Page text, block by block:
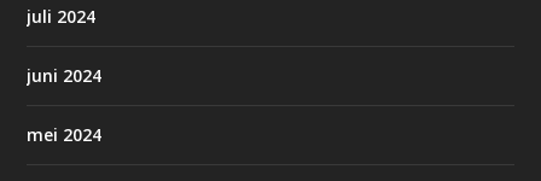
juli 2024
juni 2024
mei 2024